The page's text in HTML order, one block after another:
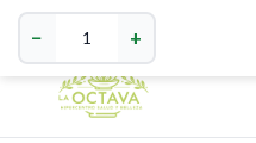
Gotas
De
Diente
− +